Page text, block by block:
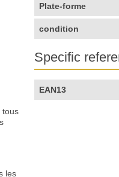
tous
les
Plate-forme
condition
Specific
EAN13